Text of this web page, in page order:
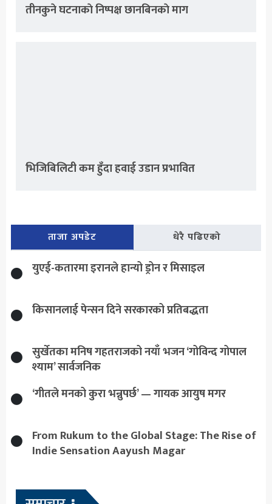
तीनकुने घटनाकाे निष्पक्ष छानबिनकाे माग
भिजिबिलिटी कम हुँदा हवाई उडान प्रभावित
ताजा अपडेट धेरै पढिएको
युएई-कतारमा इरानले हान्यो ड्रोन र मिसाइल
किसानलाई पेन्सन दिने सरकारको प्रतिबद्धता
सुर्खेतका मनिष गहतराजको नयाँ भजन ‘गोविन्द गोपाल
श्याम’ सार्वजनिक
‘गीतले मनको कुरा भन्नुपर्छ’ — गायक आयुष मगर
From Rukum to the Global Stage: The Rise of
Indie Sensation Aayush Magar